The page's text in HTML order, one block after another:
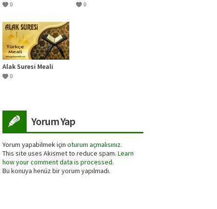
0 0
Alak Suresi Meali
0
Yorum Yap
Yorum yapabilmek için oturum açmalısınız.
This site uses Akismet to reduce spam. Learn
how your comment data is processed.
Bu konuya henüz bir yorum yapılmadı.